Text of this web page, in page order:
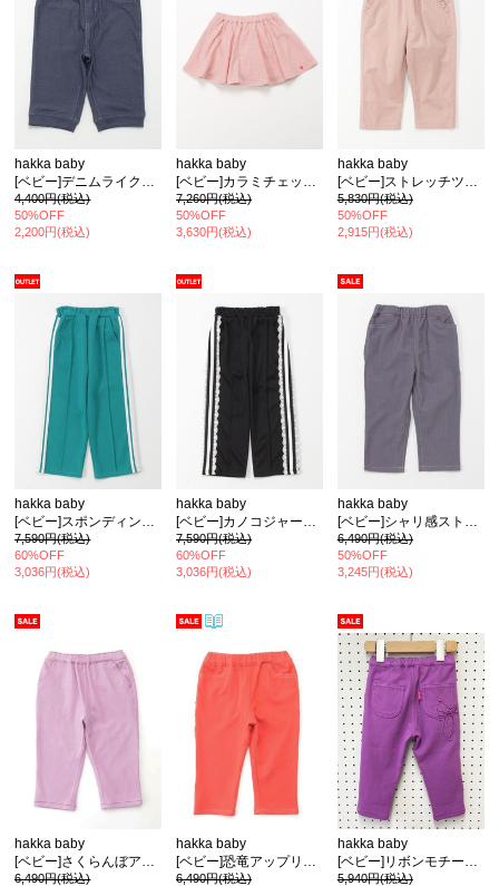
hakka baby
[ベビー]デニムライクパンツ
4,400円(税込)
50%OFF
2,200円(税込)
hakka baby
[ベビー]カラミチェックドビーパンツ付きスカート
7,260円(税込)
50%OFF
3,630円(税込)
hakka baby
[ベビー]ストレッチツイルスリムパンツ
5,830円(税込)
50%OFF
2,915円(税込)
hakka baby
[ベビー]スポンディングジャージートラックパンツ
7,590円(税込)
60%OFF
3,036円(税込)
hakka baby
[ベビー]カノコジャージートラックパンツ
7,590円(税込)
60%OFF
3,036円(税込)
hakka baby
[ベビー]シャリ感ストレッチスリムパンツ
6,490円(税込)
50%OFF
3,245円(税込)
hakka baby
[ベビー]さくらんぼアップリケのびのびストレッチカットツイルテーパードパンツ
6,490円(税込)
hakka baby
[ベビー]恐竜アップリケのびのびストレッチカットツイルストレートパンツ
6,490円(税込)
hakka baby
[ベビー]リボンモチーフアップリケ のびのびストレッチカットツイルテーパードパンツ
5,940円(税込)